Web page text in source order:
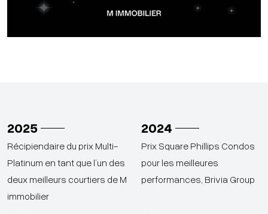
2025
Récipiendaire du prix Multi-
Platinum en tant que l’un des
deux meilleurs courtiers de M
immobilier
2024
Prix Square Phillips Condos
pour les meilleures
performances, Brivia Group